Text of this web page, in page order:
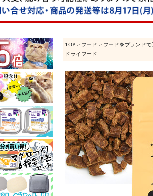
TOP > フード > フードをブランドで
ドライフード